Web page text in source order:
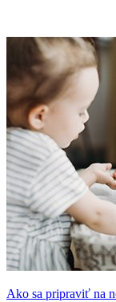
Ako sa pripraviť na